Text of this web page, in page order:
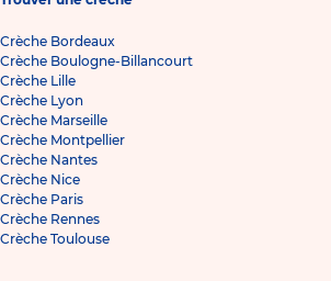
Crèche Bordeaux
Crèche Boulogne-Billancourt
Crèche Lille
Crèche Lyon
Crèche Marseille
Crèche Montpellier
Crèche Nantes
Crèche Nice
Crèche Paris
Crèche Rennes
Crèche Toulouse